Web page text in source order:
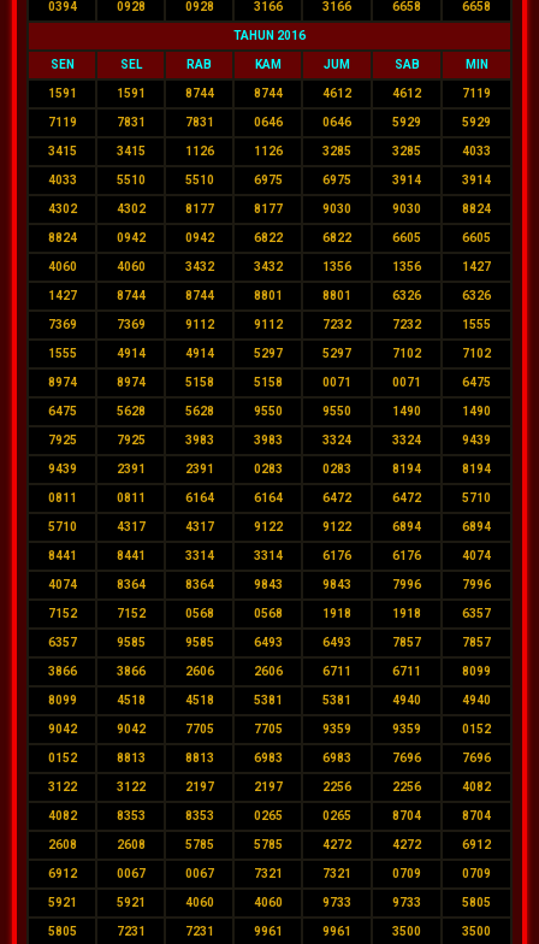
0394 0928 0928 3166 3166 6658 6658
TAHUN 2016
SEN SEL RAB KAM JUM SAB MIN
1591 1591 8744 8744 4612 4612 7119
7119 7831 7831 0646 0646 5929 5929
3415 3415 1126 1126 3285 3285 4033
4033 5510 5510 6975 6975 3914 3914
4302 4302 8177 8177 9030 9030 8824
8824 0942 0942 6822 6822 6605 6605
4060 4060 3432 3432 1356 1356 1427
1427 8744 8744 8801 8801 6326 6326
7369 7369 9112 9112 7232 7232 1555
1555 4914 4914 5297 5297 7102 7102
8974 8974 5158 5158 0071 0071 6475
6475 5628 5628 9550 9550 1490 1490
7925 7925 3983 3983 3324 3324 9439
9439 2391 2391 0283 0283 8194 8194
0811 0811 6164 6164 6472 6472 5710
5710 4317 4317 9122 9122 6894 6894
8441 8441 3314 3314 6176 6176 4074
4074 8364 8364 9843 9843 7996 7996
7152 7152 0568 0568 1918 1918 6357
6357 9585 9585 6493 6493 7857 7857
3866 3866 2606 2606 6711 6711 8099
8099 4518 4518 5381 5381 4940 4940
9042 9042 7705 7705 9359 9359 0152
0152 8813 8813 6983 6983 7696 7696
3122 3122 2197 2197 2256 2256 4082
4082 8353 8353 0265 0265 8704 8704
2608 2608 5785 5785 4272 4272 6912
6912 0067 0067 7321 7321 0709 0709
5921 5921 4060 4060 9733 9733 5805
5805 7231 7231 9961 9961 3500 3500